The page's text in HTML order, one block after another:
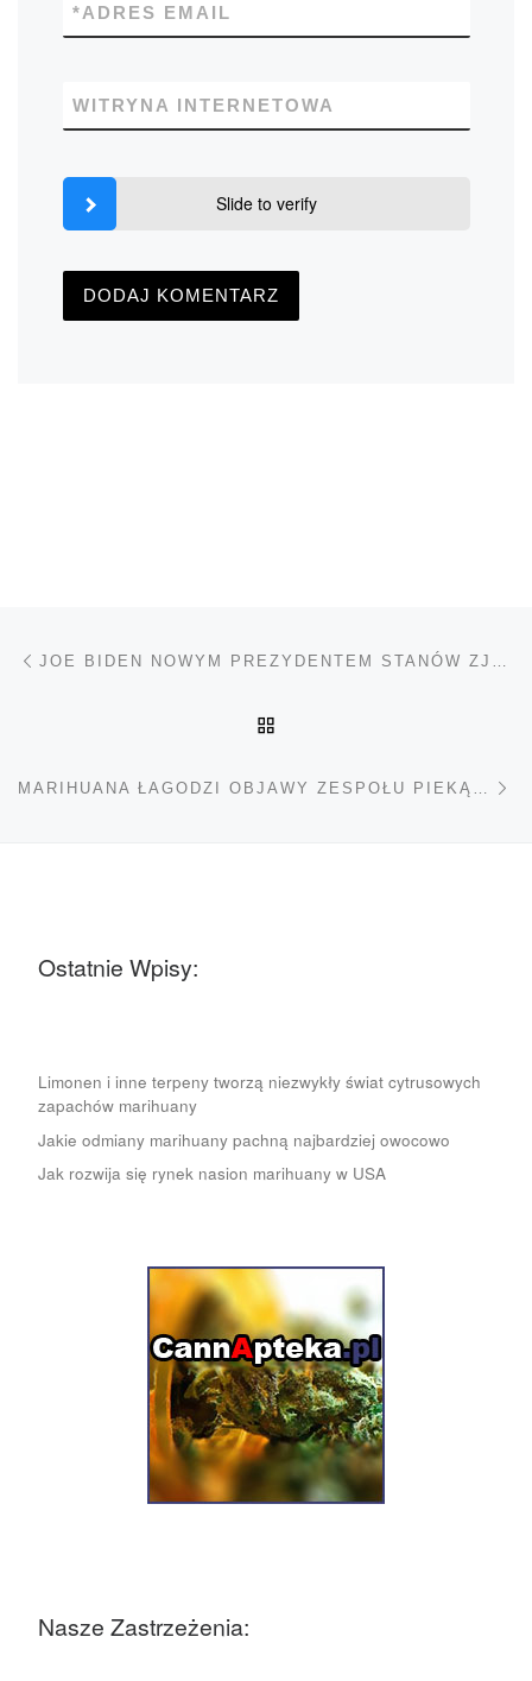
ADRES EMAIL
*
WITRYNA INTERNETOWA
Slide to verify
Nawigacja wpisu
Ostatnie Wpisy:
Limonen i inne terpeny tworzą niezwykły świat cytrusowych
zapachów marihuany
Jakie odmiany marihuany pachną najbardziej owocowo
Jak rozwija się rynek nasion marihuany w USA
Nasze Zastrzeżenia: